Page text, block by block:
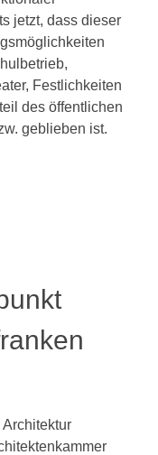
jetzt, dass dieser
Festlichkeiten
des öffentlichen
geblieben ist.